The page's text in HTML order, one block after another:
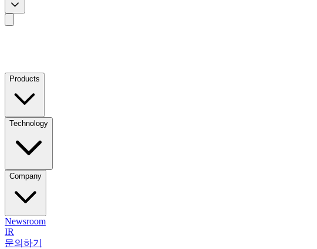
Products
Technology
Company
Newsroom
IR
문의하기